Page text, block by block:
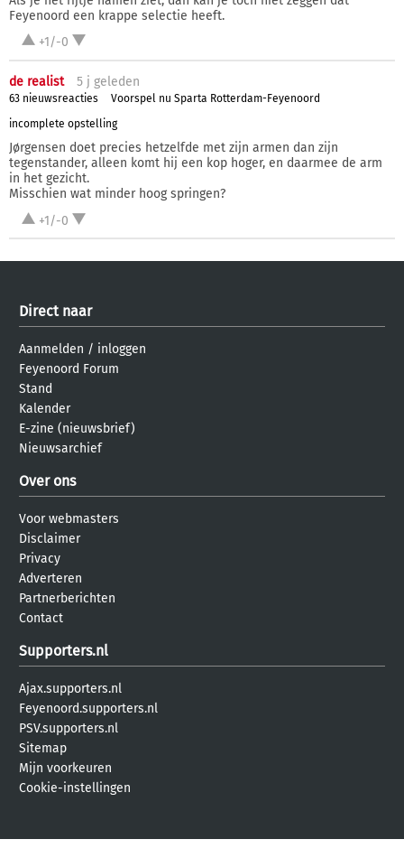
Feyenoord een krappe selectie heeft.
+1/-0
de realist 5 j geleden
63 nieuwsreacties
Voorspel nu Sparta Rotterdam-Feyenoord
incomplete opstelling
Jørgensen doet precies hetzelfde met zijn armen dan zijn
tegenstander, alleen komt hij een kop hoger, en daarmee de arm
in het gezicht.
Misschien wat minder hoog springen?
+1/-0
Direct naar
Aanmelden / inloggen
Feyenoord Forum
Stand
Kalender
E-zine (nieuwsbrief)
Nieuwsarchief
Over ons
Voor webmasters
Disclaimer
Privacy
Adverteren
Partnerberichten
Contact
Supporters.nl
Ajax.supporters.nl
Feyenoord.supporters.nl
PSV.supporters.nl
Sitemap
Mijn voorkeuren
Cookie-instellingen